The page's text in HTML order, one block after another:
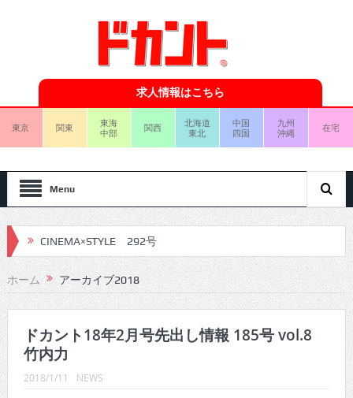
求人情報はこちら
東京 関東
東海
中部
関西
北海道
東北
中国
四国
九州
沖縄
在宅
Menu
CINEMA×STYLE 292号
CINEMA×STYLE 291号
CINEMA×STYLE 290号
CINEMA×STYLE 289号
CINEMA×STYLE 288号
ホーム アーカイブ2018
ドカント18年2月号先出し情報 185号 vol.8
竹内力
2018/1/11 NEWS